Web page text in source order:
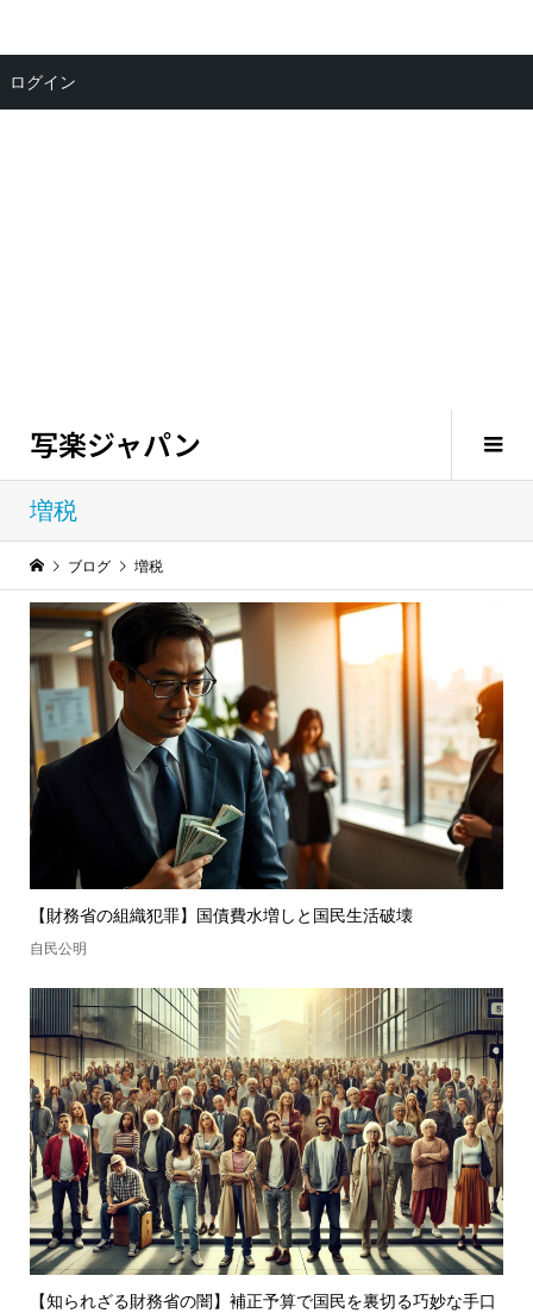
写楽ジャパン
増税
ブログ 増税
【財務省の組織犯罪】国債費水増しと国民生活破壊
自民公明
【知られざる財務省の闇】補正予算で国民を裏切る巧妙な手口
ログイン